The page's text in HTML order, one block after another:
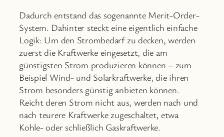
Dadurch entstand das sogenannte Merit-Order-
System. Dahinter steckt eine eigentlich einfache
Logik: Um den Strombedarf zu decken, werden
zuerst die Kraftwerke eingesetzt, die am
günstigsten Strom produzieren können – zum
Beispiel Wind- und Solarkraftwerke, die ihren
Strom besonders günstig anbieten können.
Reicht deren Strom nicht aus, werden nach und
nach teurere Kraftwerke zugeschaltet, etwa
Kohle- oder schließlich Gaskraftwerke.